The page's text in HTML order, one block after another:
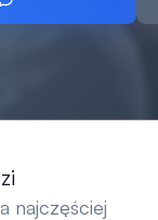
najczęściej